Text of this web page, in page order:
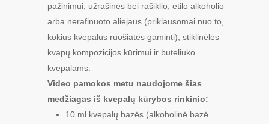
pažinimui, užrašinės bei rašiklio, etilo alkoholio
arba nerafinuoto aliejaus (priklausomai nuo to,
kokius kvepalus ruošiatės gaminti), stiklinėlės
kvapų kompozicijos kūrimui ir buteliuko
kvepalams.
Video pamokos metu naudojome šias
medžiagas iš kvepalų kūrybos rinkinio:
10 ml kvepalų bazės (alkoholinė bazė